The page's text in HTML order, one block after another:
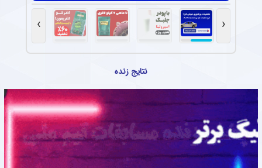
‹
›
نتایج زنده